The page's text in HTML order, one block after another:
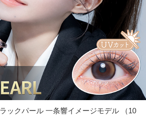
ックパール 一条響イメージモデル （10